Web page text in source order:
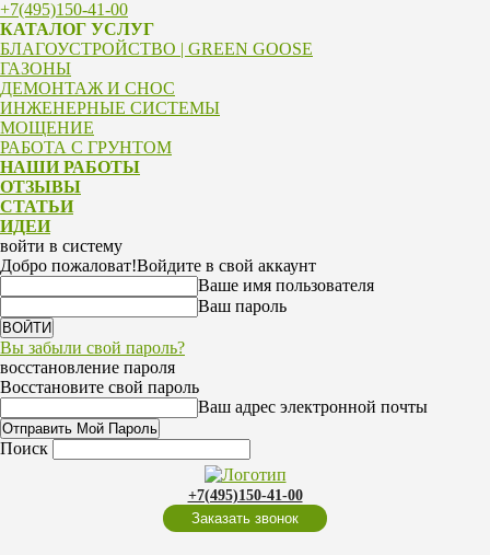
+7(495)150-41-00
КАТАЛОГ УСЛУГ
БЛАГОУСТРОЙСТВО | GREEN GOOSE
ГАЗОНЫ
ДЕМОНТАЖ И СНОС
ИНЖЕНЕРНЫЕ СИСТЕМЫ
МОЩЕНИЕ
РАБОТА С ГРУНТОМ
НАШИ РАБОТЫ
ОТЗЫВЫ
СТАТЬИ
ИДЕИ
войти в систему
Добро пожаловат!Войдите в свой аккаунт
Ваше имя пользователя
Ваш пароль
Вы забыли свой пароль?
восстановление пароля
Восстановите свой пароль
Ваш адрес электронной почты
Поиск
+7(495)150-41-00
Заказать звонок